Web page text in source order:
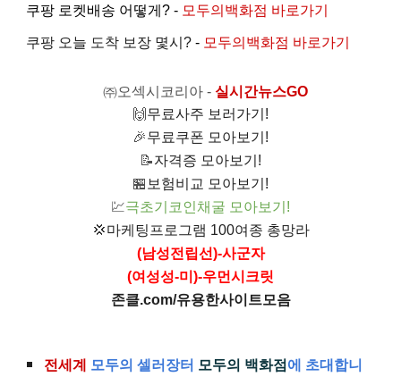
쿠팡 로켓배송 어떻게? - 모두의백화점 바로가기
쿠팡 오늘 도착 보장 몇시? - 모두의백화점 바로가기
㈜오섹시코리아- 실시간뉴스GO
🙌 무료사주 보러가기!
🎉무료쿠폰 모아보기!
📝자격증 모아보기!
🏪 보험비교 모아보기!
💹극초기코인채굴 모아보기!
💢마케팅프로그램 100여종 총망라
(남성전립선)-사군자
(여성성-미)-우먼시크릿
존클.com/유용한사이트모음
전세계 모두의 셀러장터 모두의 백화점 에 초대합니